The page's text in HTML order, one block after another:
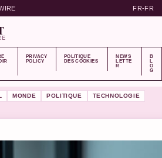
FR-FR
PRIVACY
POLICY
POLITIQUE
DES COOKIES
NEWS
LETTE
R
B
L
O
G
MONDE POLITIQUE
TECHNOLOGIE